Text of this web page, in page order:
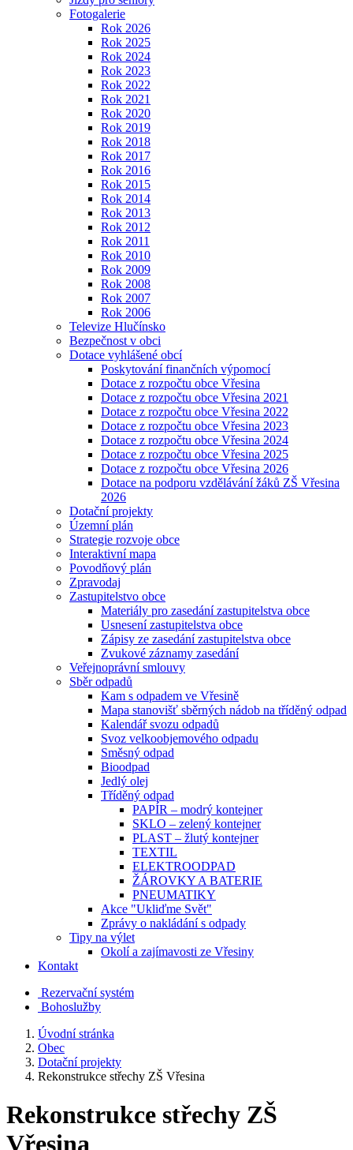
Fotogalerie
Rok 2026
Rok 2025
Rok 2024
Rok 2023
Rok 2022
Rok 2021
Rok 2020
Rok 2019
Rok 2018
Rok 2017
Rok 2016
Rok 2015
Rok 2014
Rok 2013
Rok 2012
Rok 2011
Rok 2010
Rok 2009
Rok 2008
Rok 2007
Rok 2006
Televize Hlučínsko
Bezpečnost v obci
Dotace vyhlášené obcí
Poskytování finančních výpomocí
Dotace z rozpočtu obce Vřesina
Dotace z rozpočtu obce Vřesina 2021
Dotace z rozpočtu obce Vřesina 2022
Dotace z rozpočtu obce Vřesina 2023
Dotace z rozpočtu obce Vřesina 2024
Dotace z rozpočtu obce Vřesina 2025
Dotace z rozpočtu obce Vřesina 2026
Dotace na podporu vzdělávání žáků ZŠ Vřesina
2026
Dotační projekty
Územní plán
Strategie rozvoje obce
Interaktivní mapa
Povodňový plán
Zpravodaj
Zastupitelstvo obce
Materiály pro zasedání zastupitelstva obce
Usnesení zastupitelstva obce
Zápisy ze zasedání zastupitelstva obce
Zvukové záznamy zasedání
Veřejnoprávní smlouvy
Sběr odpadů
Kam s odpadem ve Vřesině
Mapa stanovišť sběrných nádob na tříděný odpad
Kalendář svozu odpadů
Svoz velkoobjemového odpadu
Směsný odpad
Bioodpad
Jedlý olej
Tříděný odpad
PAPÍR – modrý kontejner
SKLO – zelený kontejner
PLAST – žlutý kontejner
TEXTIL
ELEKTROODPAD
ŽÁROVKY A BATERIE
PNEUMATIKY
Akce "Ukliďme Svět"
Zprávy o nakládání s odpady
Tipy na výlet
Okolí a zajímavosti ze Vřesiny
Kontakt
Rezervační systém
Bohoslužby
Úvodní stránka
Obec
Dotační projekty
Rekonstrukce střechy ZŠ Vřesina
Rekonstrukce střechy ZŠ
Vřesina